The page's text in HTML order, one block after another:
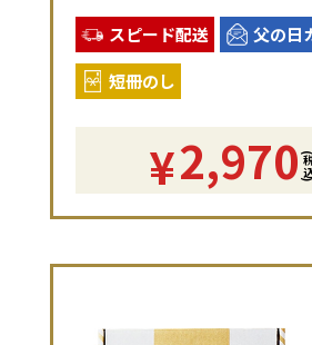
スピード配送
父の日
短冊のし
¥2,970(